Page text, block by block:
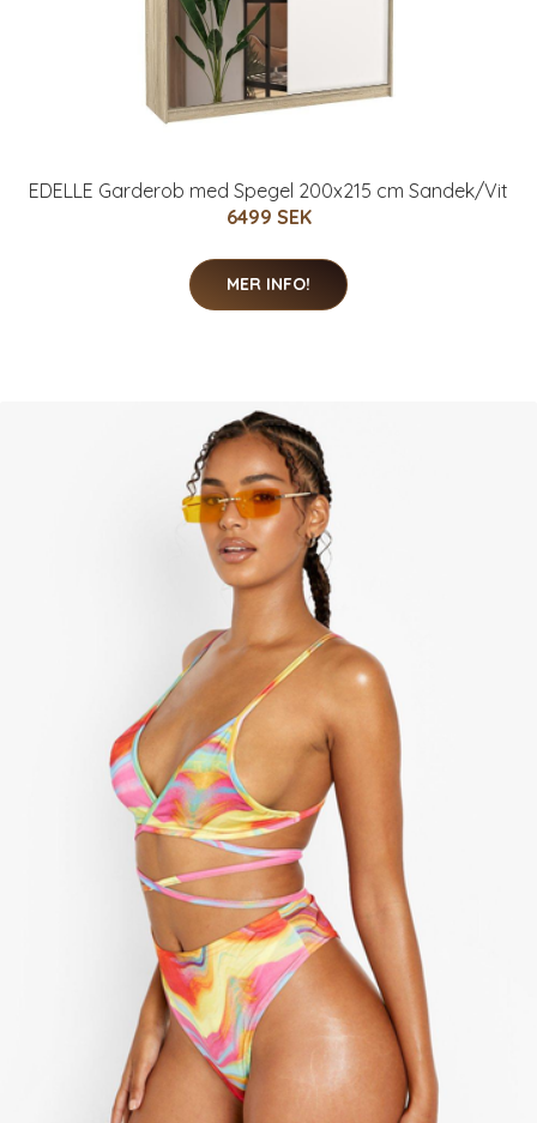
EDELLE Garderob med Spegel 200x215 cm Sandek/Vit
6499 SEK
MER INFO!